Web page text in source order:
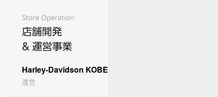
Harley-Davidson KOBE
運営